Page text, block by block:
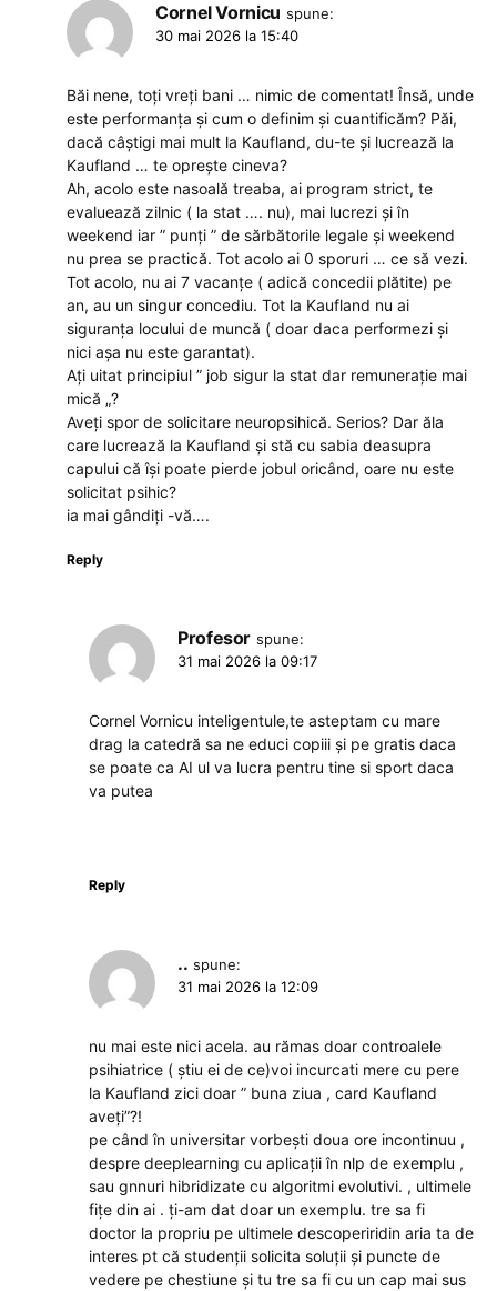
Cornel Vornicu spune:
30 mai 2026 la 15:40
Băi nene, toți vreți bani … nimic de comentat! Însă, unde
este performanța și cum o definim și cuantificăm? Păi,
dacă câștigi mai mult la Kaufland, du-te și lucrează la
Kaufland … te oprește cineva?
Ah, acolo este nasoală treaba, ai program strict, te
evaluează zilnic ( la stat …. nu), mai lucrezi și în
weekend iar ” punți ” de sărbătorile legale și weekend
nu prea se practică. Tot acolo ai 0 sporuri … ce să vezi.
Tot acolo, nu ai 7 vacanțe ( adică concedii plătite) pe
an, au un singur concediu. Tot la Kaufland nu ai
siguranța locului de muncă ( doar daca performezi și
nici așa nu este garantat).
Ați uitat principiul ” job sigur la stat dar remunerație mai
mică „?
Aveți spor de solicitare neuropsihică. Serios? Dar ăla
care lucrează la Kaufland și stă cu sabia deasupra
capului că își poate pierde jobul oricând, oare nu este
solicitat psihic?
ia mai gândiți -vă….
Reply
Profesor spune:
31 mai 2026 la 09:17
Cornel Vornicu inteligentule,te asteptam cu mare
drag la catedră sa ne educi copiii și pe gratis daca
se poate ca AI ul va lucra pentru tine si sport daca
va putea
Reply
.. spune:
31 mai 2026 la 12:09
nu mai este nici acela. au rămas doar controalele
psihiatrice ( știu ei de ce)voi incurcati mere cu pere
la Kaufland zici doar ” buna ziua , card Kaufland
aveți”?!
pe când în universitar vorbești doua ore incontinuu ,
despre deeplearning cu aplicații în nlp de exemplu ,
sau gnnuri hibridizate cu algoritmi evolutivi. , ultimele
fițe din ai . ți-am dat doar un exemplu. tre sa fi
doctor la propriu pe ultimele descoperiridin aria ta de
interes pt că studenții solicita soluții și puncte de
vedere pe chestiune și tu tre sa fi cu un cap mai sus